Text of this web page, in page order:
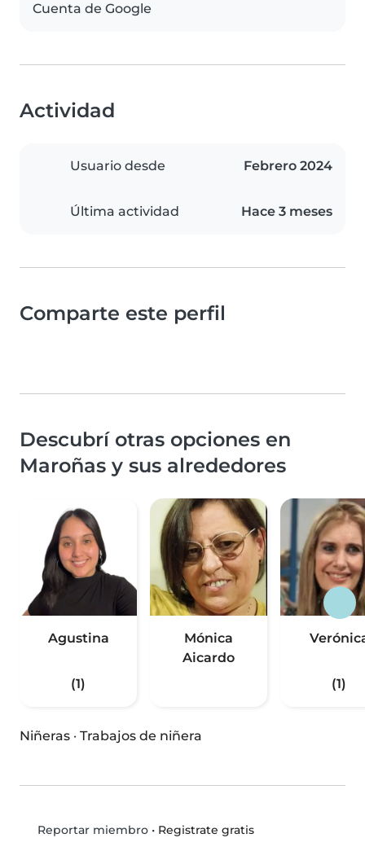
Cuenta de Google
Actividad
Usuario desde Febrero 2024
Última actividad Hace 3 meses
Comparte este perfil
Descubrí otras opciones en
Maroñas y sus alrededores
Agustina
(1)
Mónica
Aicardo
(1)
Niñeras · Trabajos de niñera
Reportar miembro• Registrate gratis